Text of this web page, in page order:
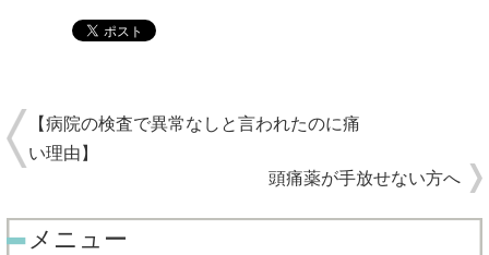
【病院の検査で異常なしと言われたのに痛
い理由】
頭痛薬が手放せない方へ
メニュー